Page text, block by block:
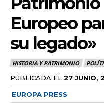
Europeo
su legado»
HISTORIA Y PATRIMONIO
PUBLICADA EL 27 JUNIO,
EUROPA PRESS